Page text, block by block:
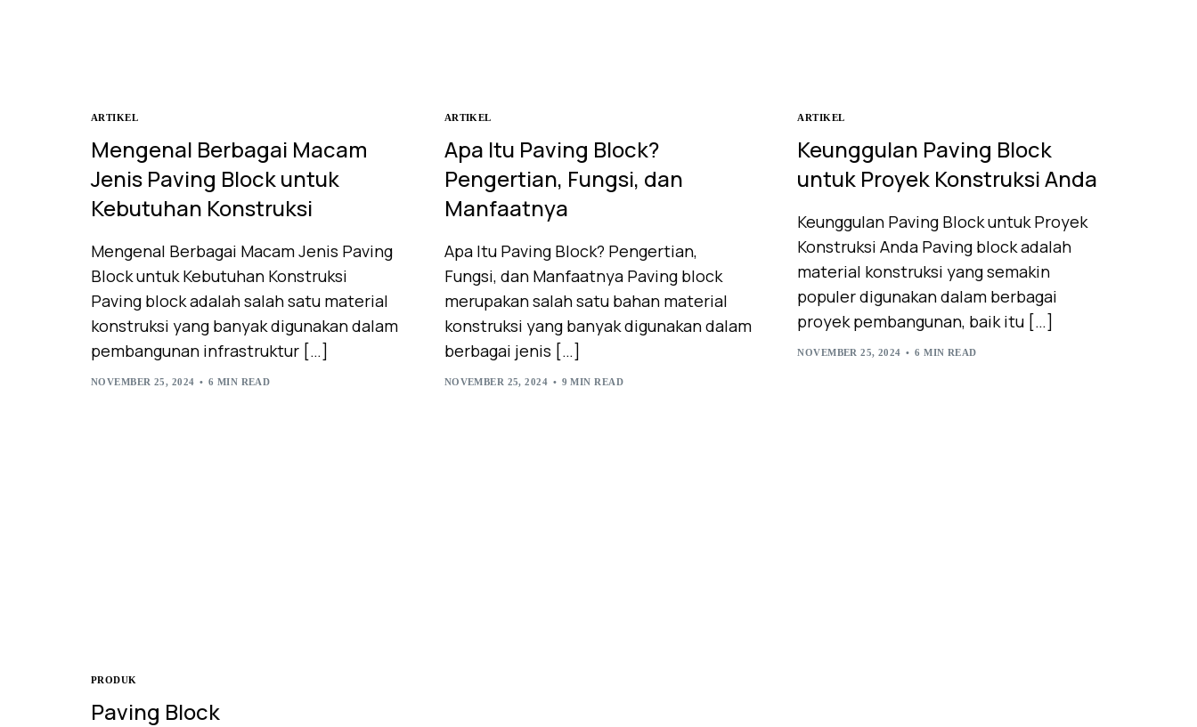
ARTIKEL
Mengenal Berbagai Macam
Jenis Paving Block untuk
Kebutuhan Konstruksi
Mengenal Berbagai Macam Jenis Paving
Block untuk Kebutuhan Konstruksi
Paving block adalah salah satu material
konstruksi yang banyak digunakan dalam
pembangunan infrastruktur […]
NOVEMBER 25, 2024 6 MIN READ
ARTIKEL
Apa Itu Paving Block?
Pengertian, Fungsi, dan
Manfaatnya
Apa Itu Paving Block? Pengertian,
Fungsi, dan Manfaatnya Paving block
merupakan salah satu bahan material
konstruksi yang banyak digunakan dalam
berbagai jenis […]
NOVEMBER 25, 2024 9 MIN READ
ARTIKEL
Keunggulan Paving Block
untuk Proyek Konstruksi Anda
Keunggulan Paving Block untuk Proyek
Konstruksi Anda Paving block adalah
material konstruksi yang semakin
populer digunakan dalam berbagai
proyek pembangunan, baik itu […]
NOVEMBER 25, 2024 6 MIN READ
PRODUK
Paving Block